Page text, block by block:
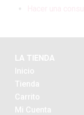
LA TIENDA
Inicio
Tienda
Carrito
Mi Cuenta